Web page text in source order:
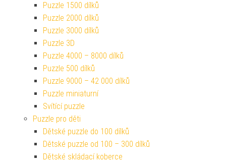
Puzzle 1500 dílků
Puzzle 2000 dílků
Puzzle 3000 dílků
Puzzle 3D
Puzzle 4000 – 8000 dílků
Puzzle 500 dílků
Puzzle 9000 – 42 000 dílků
Puzzle miniaturní
Svítící puzzle
Puzzle pro děti
Dětské puzzle do 100 dílků
Dětské puzzle od 100 – 300 dílků
Dětské skládací koberce